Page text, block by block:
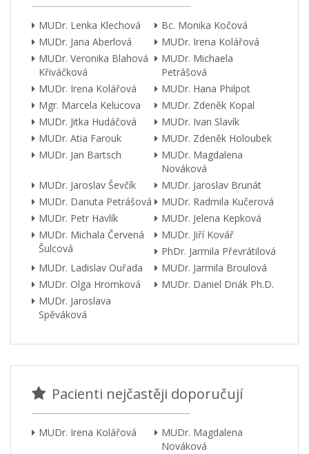
MUDr. Lenka Klechová
Bc. Monika Kočová
MUDr. Jana Aberlová
MUDr. Irena Kolářová
MUDr. Veronika Blahová
Křiváčková
MUDr. Michaela
Petrášová
MUDr. Irena Kolářová
MUDr. Hana Philpot
Mgr. Marcela Kelucova
MUDr. Zdeněk Kopal
MUDr. Jitka Hudáčová
MUDr. Ivan Slavík
MUDr. Atia Farouk
MUDr. Zdeněk Holoubek
MUDr. Jan Bartsch
MUDr. Magdalena
Nováková
MUDr. Jaroslav Ševčík
MUDr. Jaroslav Brunát
MUDr. Danuta Petrášová
MUDr. Radmila Kučerová
MUDr. Petr Havlík
MUDr. Jelena Kepková
MUDr. Michala Červená
Šulcová
MUDr. Jiří Kovář
PhDr. Jarmila Převrátilová
MUDr. Ladislav Ouřada
MUDr. Jarmila Broulová
MUDr. Olga Hromková
MUDr. Daniel Driák Ph.D.
MUDr. Jaroslava
Spěváková
Pacienti nejčastěji doporučují
MUDr. Irena Kolářová
MUDr. Magdalena
Nováková